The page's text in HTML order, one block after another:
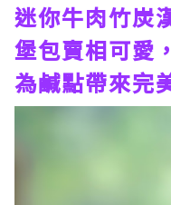
迷你牛肉竹炭
堡包賣相可愛
為鹹點帶來完